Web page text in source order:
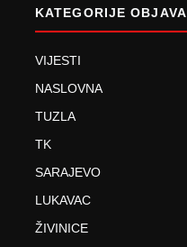
KATEGORIJE OBJAVA
VIJESTI
NASLOVNA
TUZLA
TK
SARAJEVO
LUKAVAC
ŽIVINICE